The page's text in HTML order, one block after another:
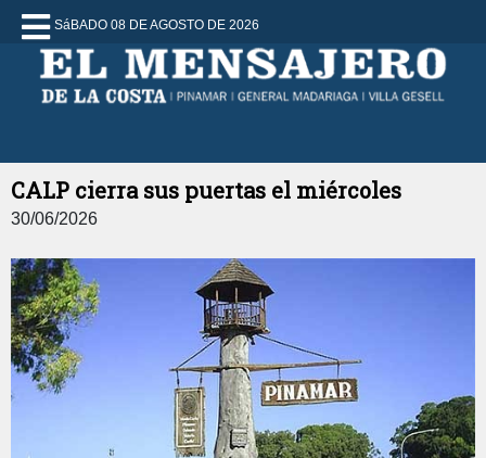
SáBADO 08 DE AGOSTO DE 2026
CALP cierra sus puertas el miércoles
30/06/2026